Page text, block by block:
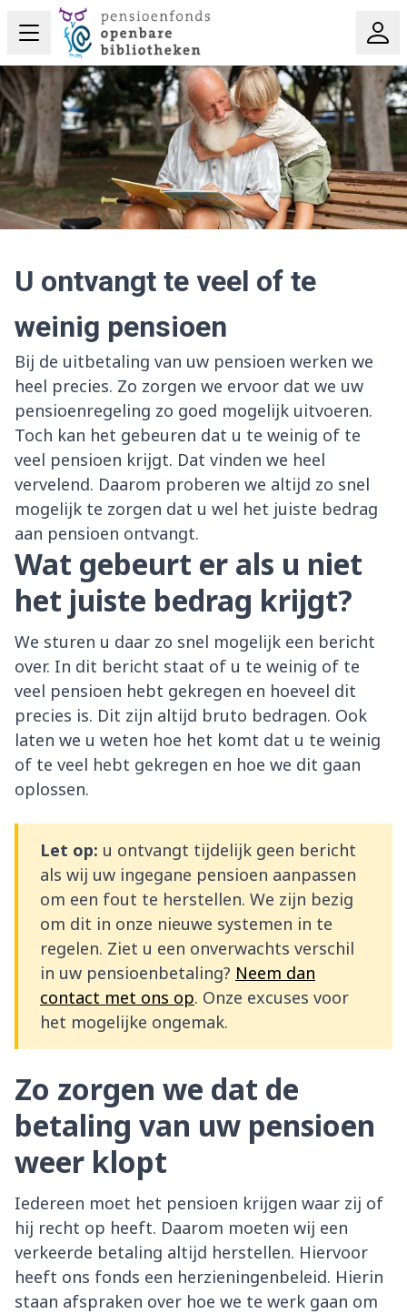
U ontvangt te veel of te
weinig pensioen
Bij de uitbetaling van uw pensioen werken we
heel precies. Zo zorgen we ervoor dat we uw
pensioenregeling zo goed mogelijk uitvoeren.
Toch kan het gebeuren dat u te weinig of te
veel pensioen krijgt. Dat vinden we heel
vervelend. Daarom proberen we altijd zo snel
mogelijk te zorgen dat u wel het juiste bedrag
aan pensioen ontvangt.
Wat gebeurt er als u niet
het juiste bedrag krijgt?
We sturen u daar zo snel mogelijk een bericht
over. In dit bericht staat of u te weinig of te
veel pensioen hebt gekregen en hoeveel dit
precies is. Dit zijn altijd bruto bedragen. Ook
laten we u weten hoe het komt dat u te weinig
of te veel hebt gekregen en hoe we dit gaan
oplossen.
Let op: u ontvangt tijdelijk geen bericht
als wij uw ingegane pensioen aanpassen
om een fout te herstellen. We zijn bezig
om dit in onze nieuwe systemen in te
regelen. Ziet u een onverwachts verschil
in uw pensioenbetaling? Neem dan
contact met ons op. Onze excuses voor
het mogelijke ongemak.
Zo zorgen we dat de
betaling van uw pensioen
weer klopt
Iedereen moet het pensioen krijgen waar zij of
hij recht op heeft. Daarom moeten wij een
verkeerde betaling altijd herstellen. Hiervoor
heeft ons fonds een herzieningenbeleid. Hierin
staan afspraken over hoe we te werk gaan om